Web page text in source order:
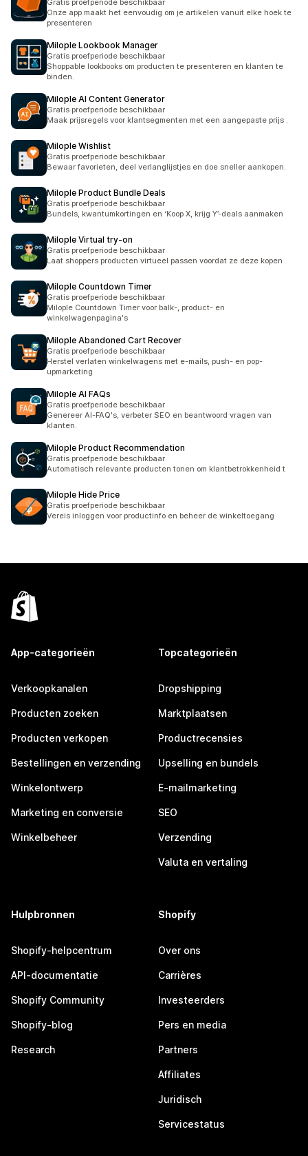
Gratis proefperiode beschikbaar
Onze app maakt het eenvoudig om je artikelen vanuit elke hoek te
presenteren
Milople Lookbook Manager
Gratis proefperiode beschikbaar
Shoppable lookbooks om producten te presenteren en klanten te
binden.
Milople AI Content Generator
Gratis proefperiode beschikbaar
Maak prijsregels voor klantsegmenten met een aangepaste prijs .
Milople Wishlist
Gratis proefperiode beschikbaar
Bewaar favorieten, deel verlanglijstjes en doe sneller aankopen.
Milople Product Bundle Deals
Gratis proefperiode beschikbaar
Bundels, kwantumkortingen en ‘Koop X, krijg Y’-deals aanmaken
Milople Virtual try‑on
Gratis proefperiode beschikbaar
Laat shoppers producten virtueel passen voordat ze deze kopen
Milople Countdown Timer
Gratis proefperiode beschikbaar
Milople Countdown Timer voor balk-, product- en
winkelwagenpagina's
Milople Abandoned Cart Recover
Gratis proefperiode beschikbaar
Herstel verlaten winkelwagens met e-mails, push- en pop-
upmarketing
Milople AI FAQs
Gratis proefperiode beschikbaar
Genereer AI-FAQ's, verbeter SEO en beantwoord vragen van
klanten.
Milople Product Recommendation
Gratis proefperiode beschikbaar
Automatisch relevante producten tonen om klantbetrokkenheid t
Milople Hide Price
Gratis proefperiode beschikbaar
Vereis inloggen voor productinfo en beheer de winkeltoegang
App-categorieën
Verkoopkanalen
Producten zoeken
Producten verkopen
Bestellingen en verzending
Winkelontwerp
Marketing en conversie
Winkelbeheer
Topcategorieën
Dropshipping
Marktplaatsen
Productrecensies
Upselling en bundels
E-mailmarketing
SEO
Verzending
Valuta en vertaling
Hulpbronnen
Shopify-helpcentrum
API-documentatie
Shopify Community
Shopify-blog
Research
Shopify
Over ons
Carrières
Investeerders
Pers en media
Partners
Affiliates
Juridisch
Servicestatus